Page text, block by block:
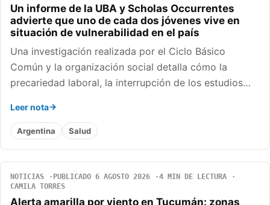
Un informe de la UBA y Scholas Occurrentes
advierte que uno de cada dos jóvenes vive en
situación de vulnerabilidad en el país
Una investigación realizada por el Ciclo Básico
Común y la organización social detalla cómo la
precariedad laboral, la interrupción de los estudios…
Leer nota
Argentina Salud
NOTICIAS PUBLICADO 6 AGOSTO 2026
4 MIN DE LECTURA
CAMILA TORRES
Alerta amarilla por viento en Tucumán: zonas